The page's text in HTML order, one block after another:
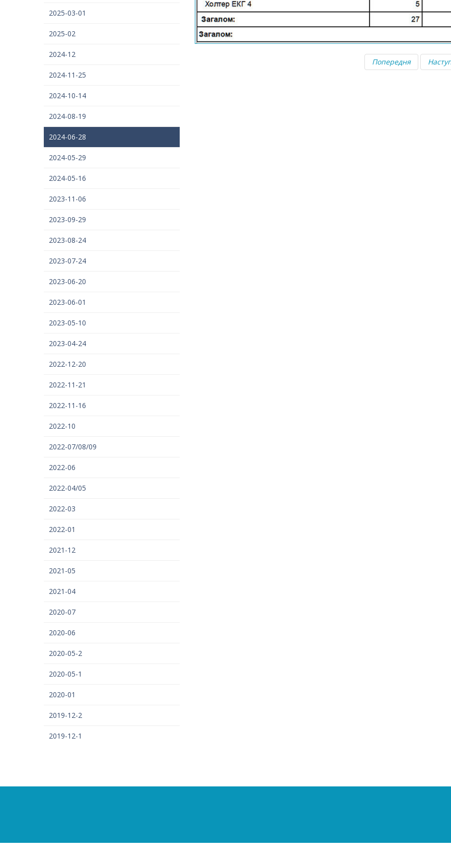
2025-03-01
2025-02
2024-12
2024-11-25
2024-10-14
2024-08-19
2024-06-28
2024-05-29
2024-05-16
2023-11-06
2023-09-29
2023-08-24
2023-07-24
2023-06-20
2023-06-01
2023-05-10
2023-04-24
2022-12-20
2022-11-21
2022-11-16
2022-10
2022-07/08/09
2022-06
2022-04/05
2022-03
2022-01
2021-12
2021-05
2021-04
2020-07
2020-06
2020-05-2
2020-05-1
2020-01
2019-12-2
2019-12-1
Попередня